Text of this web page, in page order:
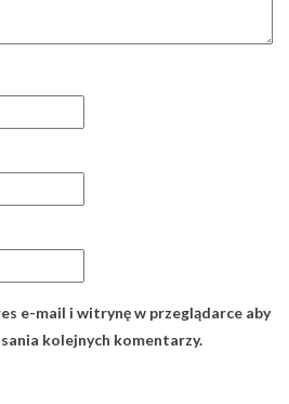
e-mail i witrynę w przeglądarce aby
kolejnych komentarzy.